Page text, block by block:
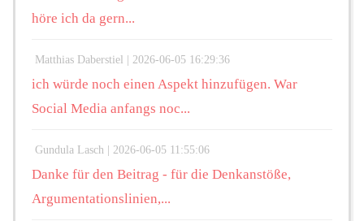
höre ich da gern...
Matthias Daberstiel | 2026-06-05 16:29:36
ich würde noch einen Aspekt hinzufügen. War
Social Media anfangs noc...
Gundula Lasch | 2026-06-05 11:55:06
Danke für den Beitrag - für die Denkanstöße,
Argumentationslinien,...